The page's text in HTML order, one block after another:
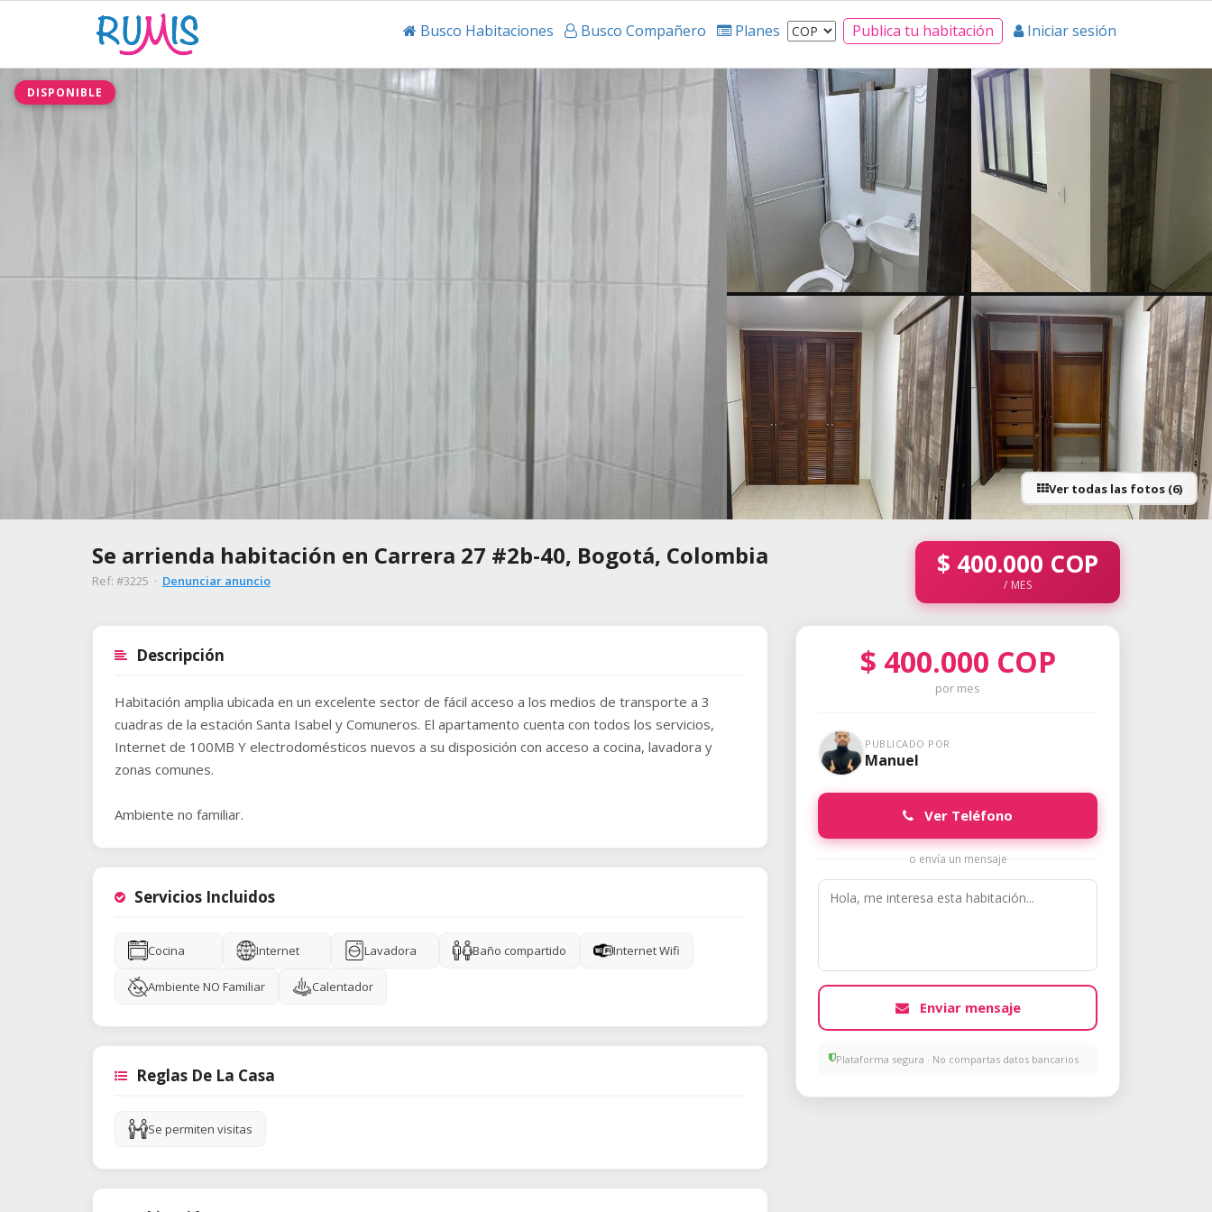
Busco Habitaciones Busco Compañero Planes Publica tu habitación Iniciar sesión
DISPONIBLE
Ver todas las fotos (6)
Se arrienda habitación en Carrera 27 #2b-40, Bogotá, Colombia
Ref: #3225 · Denunciar anuncio
$ 400.000 COP
/ MES
Descripción
Habitación amplia ubicada en un excelente sector de fácil acceso a los medios de transporte a 3
cuadras de la estación Santa Isabel y Comuneros. El apartamento cuenta con todos los servicios,
Internet de 100MB Y electrodomésticos nuevos a su disposición con acceso a cocina, lavadora y
zonas comunes.
Ambiente no familiar.
Servicios Incluidos
Cocina Internet Lavadora Baño compartido Internet Wifi
Ambiente NO Familiar Calentador
Reglas De La Casa
Se permiten visitas
$ 400.000 COP
por mes
PUBLICADO POR
Manuel
Ver Teléfono
o envía un mensaje
Enviar mensaje
Plataforma segura · No compartas datos bancarios